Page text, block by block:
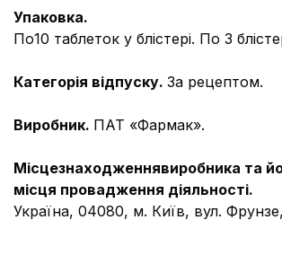
Упаковка.
По10 таблеток у блістері. По 3
Категорія відпуску. За рецептом.
Виробник. ПАТ «Фармак».
Місцезнаходженнявиробника та
місця провадження діяльності.
Україна, 04080, м. Київ, вул.